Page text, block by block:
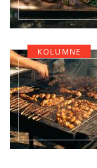
KOLUMNE